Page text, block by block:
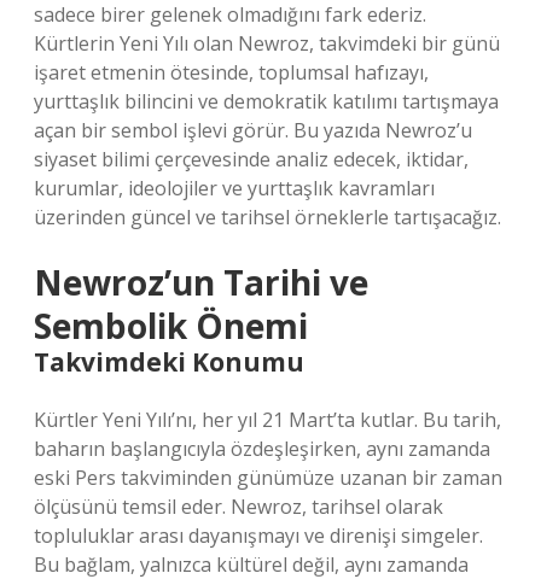
sadece birer gelenek olmadığını fark ederiz.
Kürtlerin Yeni Yılı olan Newroz, takvimdeki bir günü
işaret etmenin ötesinde, toplumsal hafızayı,
yurttaşlık bilincini ve demokratik katılımı tartışmaya
açan bir sembol işlevi görür. Bu yazıda Newroz’u
siyaset bilimi çerçevesinde analiz edecek, iktidar,
kurumlar, ideolojiler ve yurttaşlık kavramları
üzerinden güncel ve tarihsel örneklerle tartışacağız.
Newroz’un Tarihi ve
Sembolik Önemi
Takvimdeki Konumu
Kürtler Yeni Yılı’nı, her yıl 21 Mart’ta kutlar. Bu tarih,
baharın başlangıcıyla özdeşleşirken, aynı zamanda
eski Pers takviminden günümüze uzanan bir zaman
ölçüsünü temsil eder. Newroz, tarihsel olarak
topluluklar arası dayanışmayı ve direnişi simgeler.
Bu bağlam, yalnızca kültürel değil, aynı zamanda